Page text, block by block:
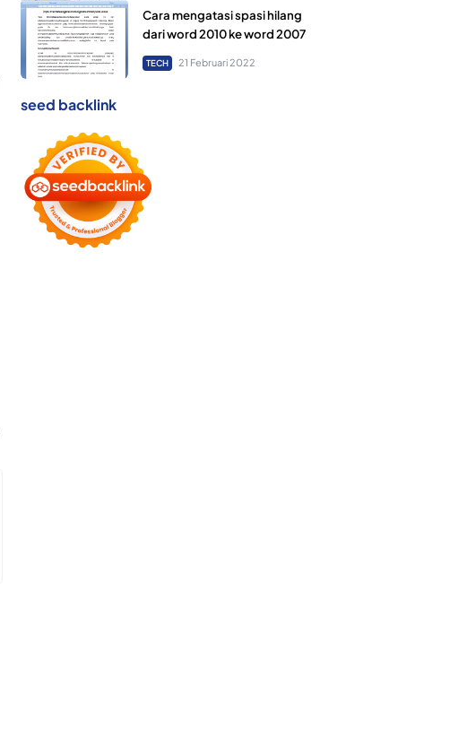
Cara mengatasi spasi hilang
dari word 2010 ke word 2007
TECH 21 Februari 2022
seed backlink